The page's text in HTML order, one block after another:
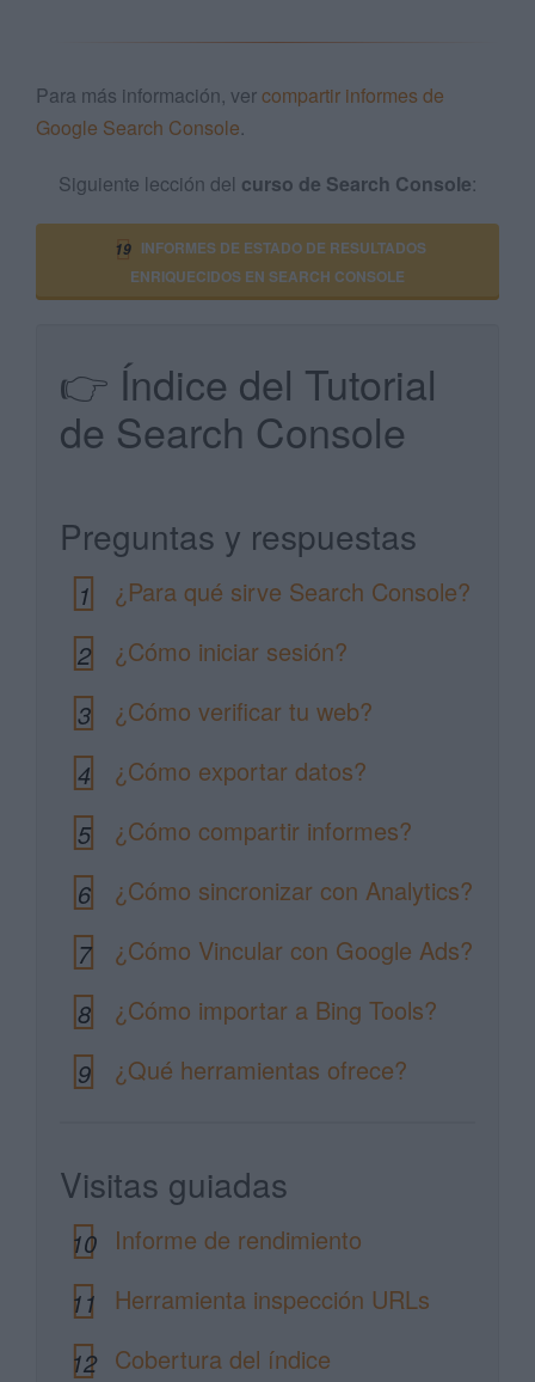
Para más información, vercompartir informes de
Google Search Console.
Siguiente lección del curso de Search Console:
19 INFORMES DE ESTADO DE RESULTADOS
ENRIQUECIDOS EN SEARCH CONSOLE
👉 Índice del Tutorial
de Search Console
Preguntas y respuestas
1
¿Para qué sirve Search Console?
2
¿Cómo iniciar sesión?
3
¿Cómo verificar tu web?
4
¿Cómo exportar datos?
5
¿Cómo compartir informes?
6
¿Cómo sincronizar con Analytics?
7
¿Cómo Vincular con Google Ads?
8
¿Cómo importar a Bing Tools?
9
¿Qué herramientas ofrece?
Visitas guiadas
10 Informe de rendimiento
11
Herramienta inspección URLs
12 Cobertura del índice